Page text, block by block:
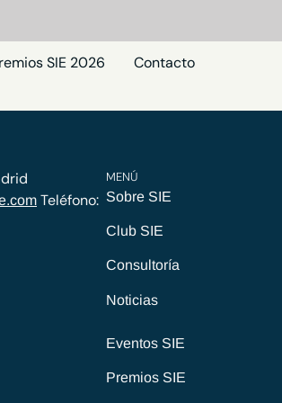
SIE 2026 Contacto
Teléfono:
MENÚ
Sobre SIE
Club SIE
Consultoría
Noticias
Eventos SIE
Premios SIE